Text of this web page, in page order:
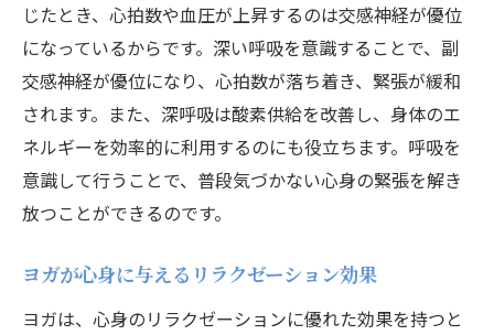
深呼吸とヨガを組み合わせた効果の検証
自宅でできる簡単なヨガと深呼吸で心身リフレ
ッシュ
リフレッシュに効果的なヨガセッション
自宅でもできる深呼吸エクササイズ
日常での簡単なヨガポーズの紹介
自宅ヨガでストレスフリーな生活を
深呼吸とヨガで日常の疲れを癒す
じたとき、心拍数や血圧が上昇するのは交感神経が優位
になっているからです。深い呼吸を意識することで、副
交感神経が優位になり、心拍数が落ち着き、緊張が緩和
されます。また、深呼吸は酸素供給を改善し、身体のエ
ネルギーを効率的に利用するのにも役立ちます。呼吸を
意識して行うことで、普段気づかない心身の緊張を解き
放つことができるのです。
ヨガが心身に与えるリラクゼーション効果
ヨガは、心身のリラクゼーションに優れた効果を持つと